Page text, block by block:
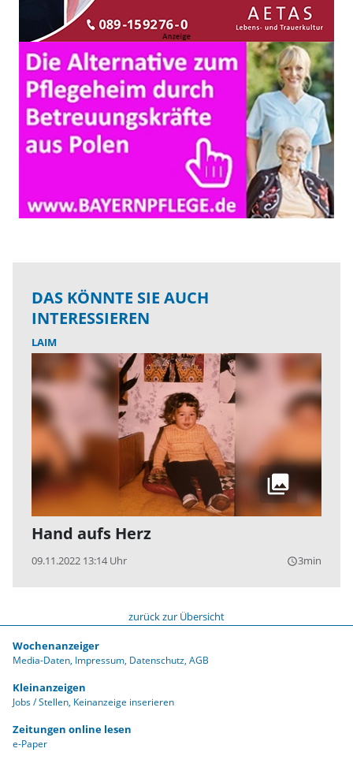
DAS KÖNNTE SIE AUCH
INTERESSIEREN
LAIM
Hand aufs Herz
09.11.2022 13:14 Uhr query_builder3min
zurück zur Übersicht
Wochenanzeiger
Media-Daten Impressum Datenschutz AGB
Kleinanzeigen
Jobs / Stellen Keinanzeige inserieren
Zeitungen online lesen
e-Paper